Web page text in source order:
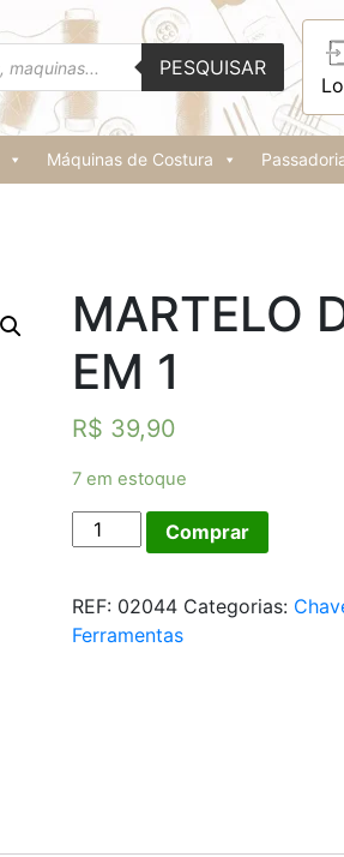
PESQUISAR
Máquinas de Costura
MARTELO
EM 1
R$ 39,90
7 em estoque
MARTELO
DECORADO
EM
1
Comprar
REF: 02044 Categorias:
Ferramentas